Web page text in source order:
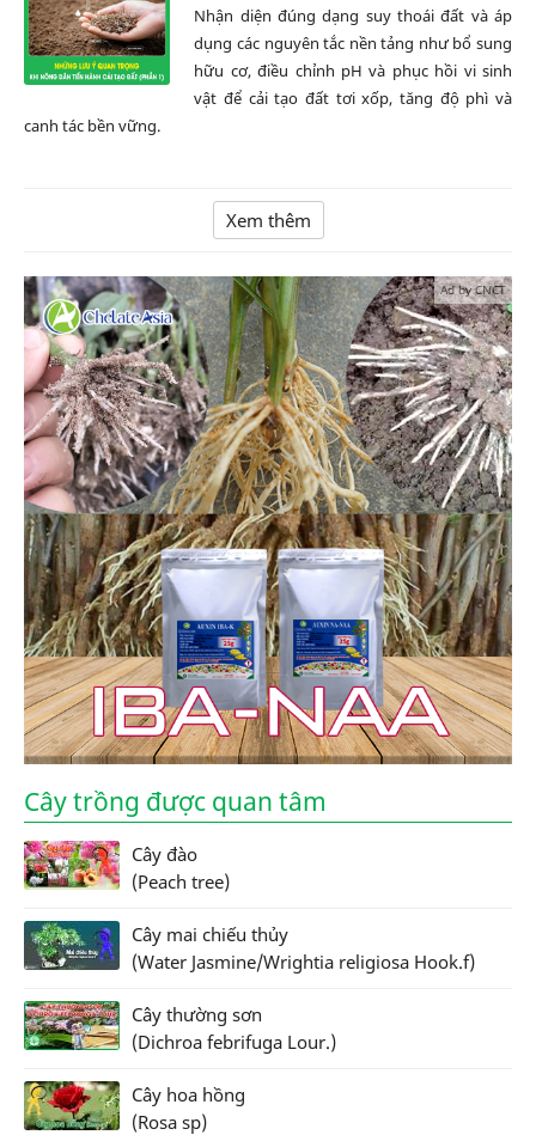
Nhận diện đúng dạng suy thoái đất và áp
dụng các nguyên tắc nền tảng như bổ sung
hữu cơ, điều chỉnh pH và phục hồi vi sinh
vật để cải tạo đất tơi xốp, tăng độ phì và
canh tác bền vững.
Xem thêm
Ad by CNCT
Cây trồng được quan tâm
Cây đào
(Peach tree)
Cây mai chiếu thủy
(Water Jasmine/Wrightia religiosa Hook.f)
Cây thường sơn
(Dichroa febrifuga Lour.)
Cây hoa hồng
(Rosa sp)